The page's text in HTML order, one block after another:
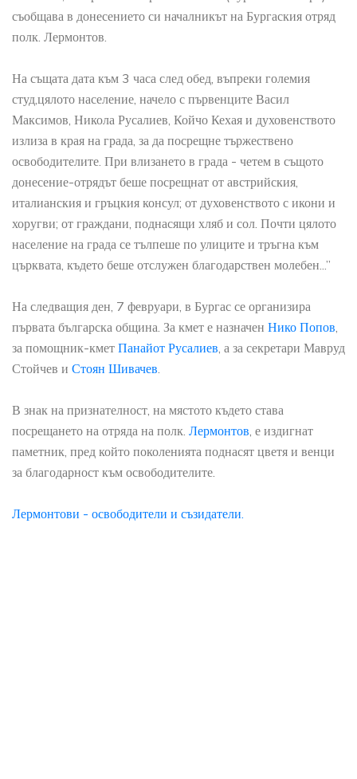
съобщава в донесението си началникът на Бургаския отряд
полк. Лермонтов.
На същата дата към 3 часа след обед, въпреки големия
студ,цялото население, начело с първенците Васил
Максимов, Никола Русалиев, Койчо Кехая и духовенството
излиза в края на града, за да посрещне тържествено
освободителите. При влизането в града - четем в същото
донесение-отрядът беше посрещнат от австрийския,
италианския и гръцкия консул; от духовенството с икони и
хоругви; от граждани, поднасящи хляб и сол. Почти цялото
население на града се тълпеше по улиците и тръгна към
църквата, където беше отслужен благодарствен молебен...”
На следващия ден, 7 февруари, в Бургас се организира
първата българска община. За кмет е назначен Нико Попов,
за помощник-кмет Панайот Русалиев, а за секретари Мавруд
Стойчев и Стоян Шивачев.
В знак на признателност, на мястото където става
посрещането на отряда на полк. Лермонтов, е издигнат
паметник, пред който поколенията поднасят цветя и венци
за благодарност към освободителите.
Лермонтови - освободители и съзидатели.